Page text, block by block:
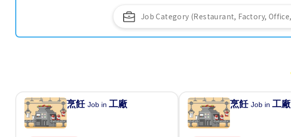
烹飪Job in工廠 烹飪Job in工廠